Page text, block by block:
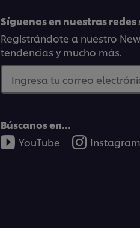
Síguenos en nuestras redes
Registrándote a nuestro
tendencias y mucho más.
Ingresa tu correo
Búscanos en...
YouTube
Instagram